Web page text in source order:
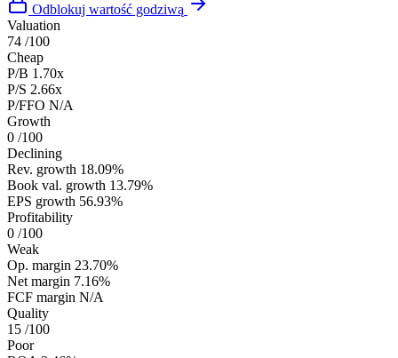
Odblokuj wartość godziwą
Valuation
74 /100
Cheap
P/B 1.70x
P/S 2.66x
P/FFO N/A
Growth
0 /100
Declining
Rev. growth 18.09%
Book val. growth 13.79%
EPS growth 56.93%
Profitability
0 /100
Weak
Op. margin 23.70%
Net margin 7.16%
FCF margin N/A
Quality
15 /100
Poor